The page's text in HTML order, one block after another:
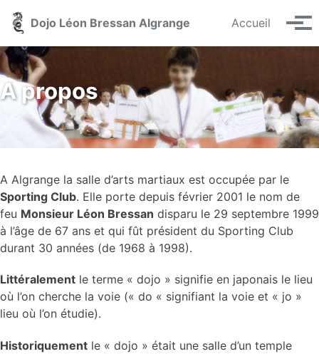
Skip to primary navigation
Skip to content
Skip to footer
Dojo Léon Bressan Algrange
Accueil
A propos
A Algrange la salle d’arts martiaux est occupée par le
Sporting Club. Elle porte depuis février 2001 le nom de
feu Monsieur Léon Bressan disparu le 29 septembre 1999
à l’âge de 67 ans et qui fût président du Sporting Club
durant 30 années (de 1968 à 1998).
Littéralement le terme « dojo » signifie en japonais le lieu
où l’on cherche la voie (« do « signifiant la voie et « jo »
lieu où l’on étudie).
Historiquement le « dojo » était une salle d’un temple